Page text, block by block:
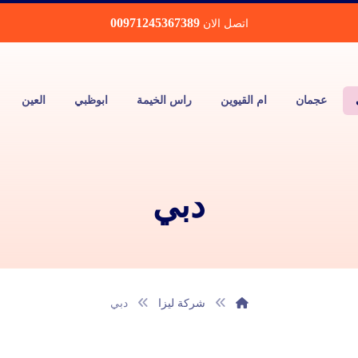
اتصل الان 00971245367389
عجمان ام القيوين راس الخيمة ابوظبي العين
دبي
شركة ليزا دبي